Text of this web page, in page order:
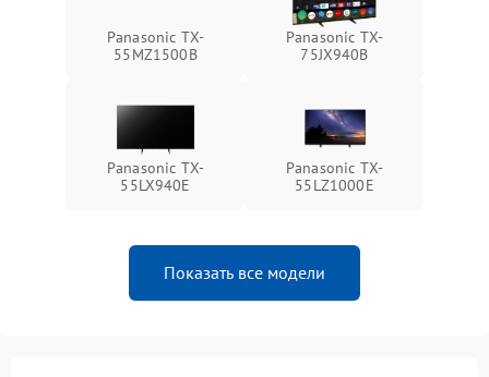
Panasonic TX-
55MZ1500B
Panasonic TX-
75JX940B
Panasonic TX-
55LX940E
Panasonic TX-
55LZ1000E
Показать все модели